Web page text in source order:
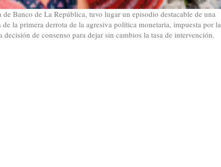
Banco de La República, tuvo lugar un episodio destacable de una
la primera derrota de la agresiva política monetaria, impuesta por la
de consenso para dejar sin cambios la tasa de intervención.